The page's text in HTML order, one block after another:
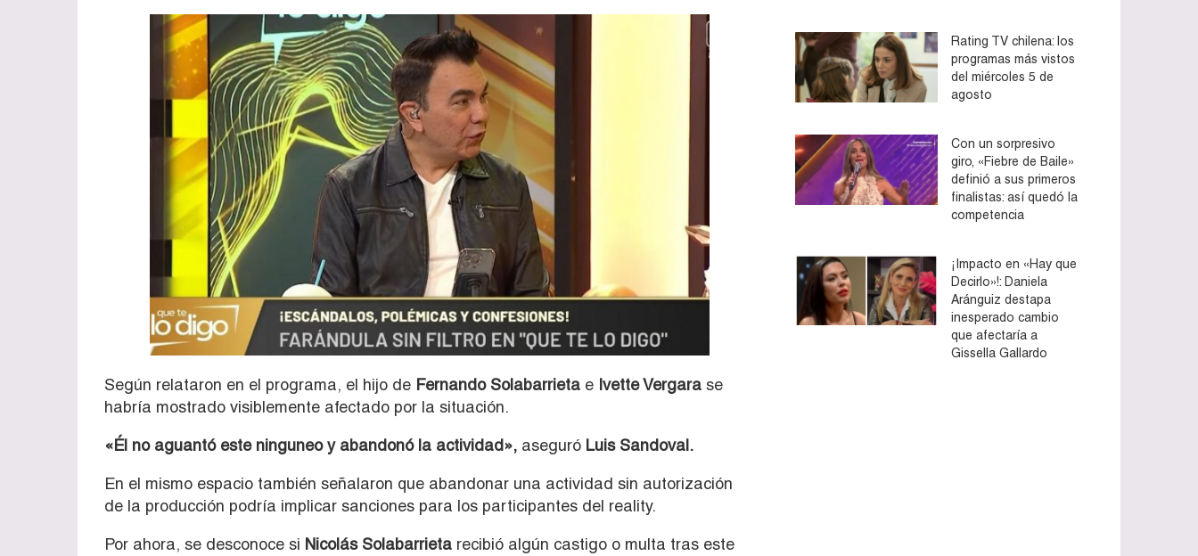
Según relataron en el programa, el hijo de Fernando Solabarrieta e Ivette Vergara se
habría mostrado visiblemente afectado por la situación.
«Él no aguantó este ninguneo y abandonó la actividad», aseguró Luis Sandoval.
En el mismo espacio también señalaron que abandonar una actividad sin autorización
de la producción podría implicar sanciones para los participantes del reality.
Por ahora, se desconoce si Nicolás Solabarrieta recibió algún castigo o multa tras este
Rating TV chilena: los
programas más vistos
del miércoles 5 de
agosto
Con un sorpresivo
giro, «Fiebre de Baile»
definió a sus primeros
finalistas: así quedó la
competencia
¡Impacto en «Hay que
Decirlo»!: Daniela
Aránguiz destapa
inesperado cambio
que afectaría a
Gissella Gallardo